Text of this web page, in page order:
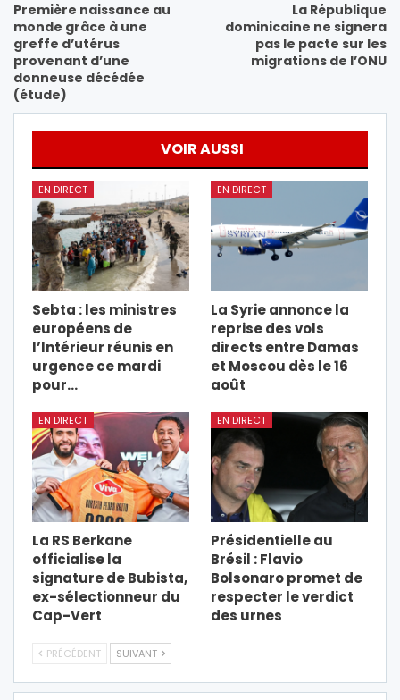
Première naissance au
monde grâce à une
greffe d’utérus
provenant d’une
donneuse décédée
(étude)
La République
dominicaine ne signera
pas le pacte sur les
migrations de l’ONU
VOIR AUSSI
EN DIRECT
Sebta : les ministres
européens de
l’Intérieur réunis en
urgence ce mardi
pour…
EN DIRECT
La Syrie annonce la
reprise des vols
directs entre Damas
et Moscou dès le 16
août
EN DIRECT
La RS Berkane
officialise la
signature de Bubista,
ex-sélectionneur du
Cap-Vert
EN DIRECT
Présidentielle au
Brésil : Flavio
Bolsonaro promet de
respecter le verdict
des urnes
PRÉCÉDENT SUIVANT